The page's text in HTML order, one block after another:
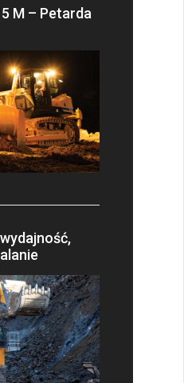
M – Petarda